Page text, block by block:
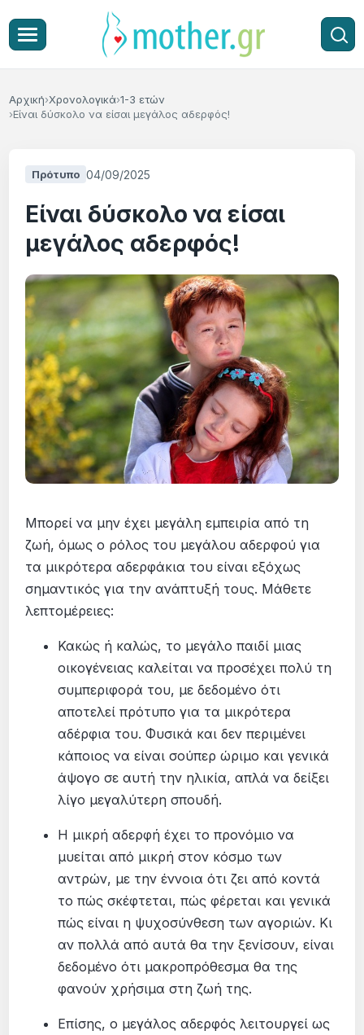
Αρχική Χρονολογικά 1-3 ετών
Είναι δύσκολο να είσαι μεγάλος αδερφός!
Πρότυπο 04/09/2025
Είναι δύσκολο να είσαι
μεγάλος αδερφός!
Μπορεί να μην έχει μεγάλη εμπειρία από τη
ζωή, όμως ο ρόλος του μεγάλου αδερφού για
τα μικρότερα αδερφάκια του είναι εξόχως
σημαντικός για την ανάπτυξή τους. Μάθετε
λεπτομέρειες:
Κακώς ή καλώς, το μεγάλο παιδί μιας
οικογένειας καλείται να προσέχει πολύ τη
συμπεριφορά του, με δεδομένο ότι
αποτελεί πρότυπο για τα μικρότερα
αδέρφια του. Φυσικά και δεν περιμένει
κάποιος να είναι σούπερ ώριμο και γενικά
άψογο σε αυτή την ηλικία, απλά να δείξει
λίγο μεγαλύτερη σπουδή.
Η μικρή αδερφή έχει το προνόμιο να
μυείται από μικρή στον κόσμο των
αντρών, με την έννοια ότι ζει από κοντά
το πώς σκέφτεται, πώς φέρεται και γενικά
πώς είναι η ψυχοσύνθεση των αγοριών. Κι
αν πολλά από αυτά θα την ξενίσουν, είναι
δεδομένο ότι μακροπρόθεσμα θα της
φανούν χρήσιμα στη ζωή της.
Επίσης, ο μεγάλος αδερφός λειτουργεί ως